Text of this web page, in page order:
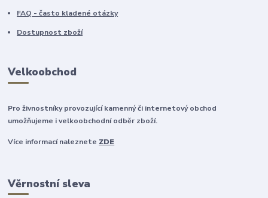
FAQ - často kladené otázky
Dostupnost zboží
Velkoobchod
Pro živnostníky provozující kamenný či internetový obchod
umožňujeme i velkoobchodní odběr zboží.
Více informací naleznete ZDE
Věrnostní sleva